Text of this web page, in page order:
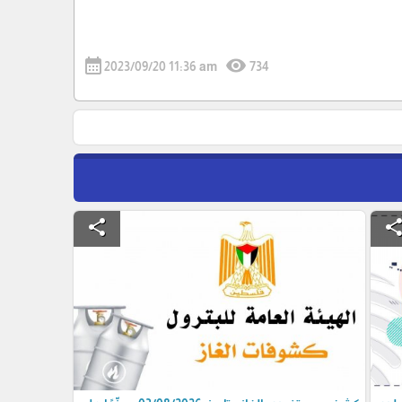
calendar_month2023/09/20 11:36 am visibility 734
share
share